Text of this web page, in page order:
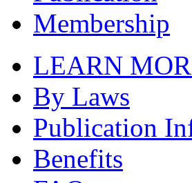
Membership
LEARN
By Laws
Publication
Benefits